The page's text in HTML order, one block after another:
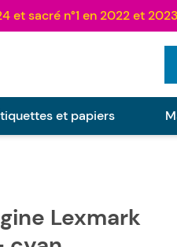
et papiers
Lexmark